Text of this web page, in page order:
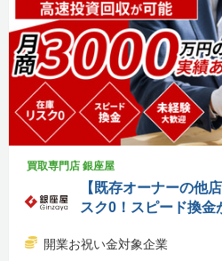
買取専門店 銀座屋
【既存オーナーの他
スク0！スピード換
開業お祝い金対象企業